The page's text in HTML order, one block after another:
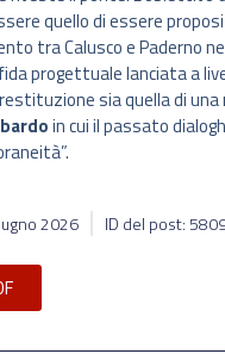
quello di essere
tra Calusco e Paderno
progettuale lanciata a
restituzione sia quella di
in cui il passato
2026 ID del post: